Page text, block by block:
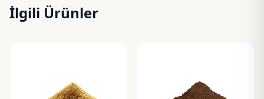
İlgili Ürünler